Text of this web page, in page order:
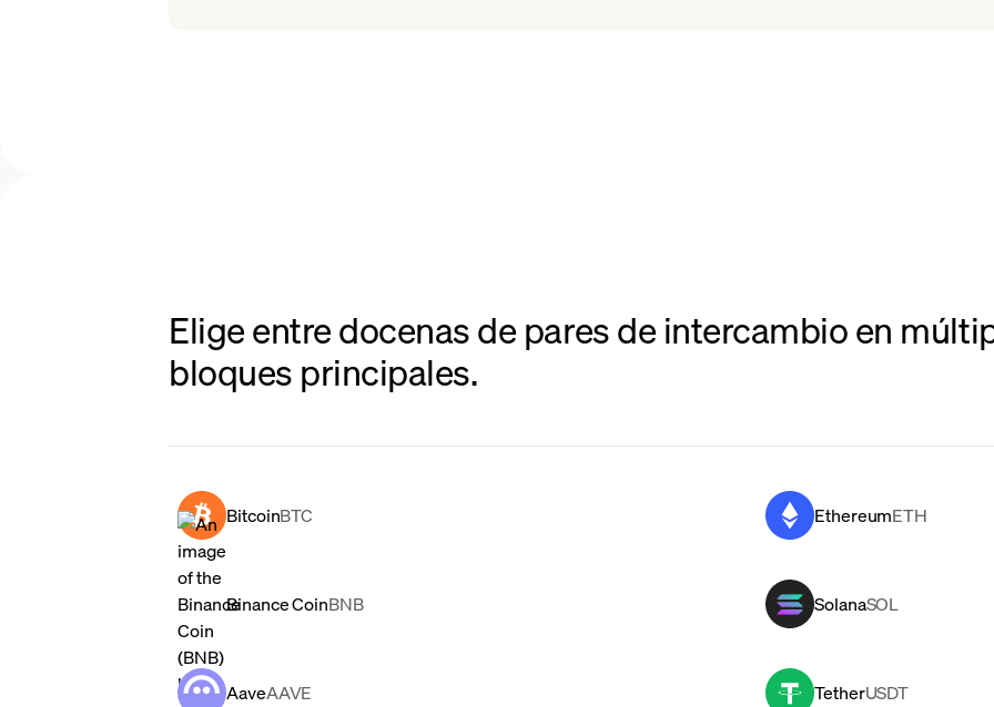
Elige entre docenas de pares de intercambio en
bloques principales.
BitcoinBTC EthereumETH
Binance CoinBNB SolanaSOL
AaveAAVE TetherUSDT